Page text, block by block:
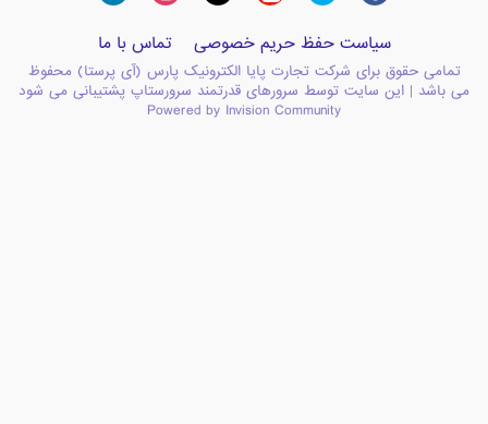
سیاست حفظ حریم خصوصی تماس با ما
تمامی حقوق برای شرکت تجارت پایا الکترونیک پارس (آی پرستا) محفوظ
می باشد | این سایت توسط سرورهای قدرتمند سرورستاپ پشتیبانی می شود
Powered by Invision Community